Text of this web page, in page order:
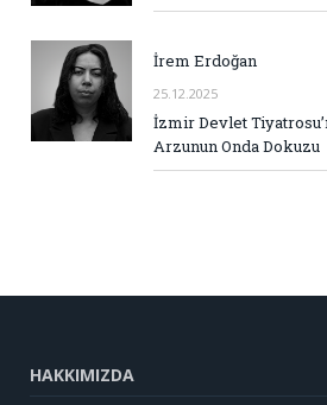
İrem Erdoğan
25.12.2025
İzmir Devlet
Arzunun Onda Dokuzu
HAKKIMIZDA